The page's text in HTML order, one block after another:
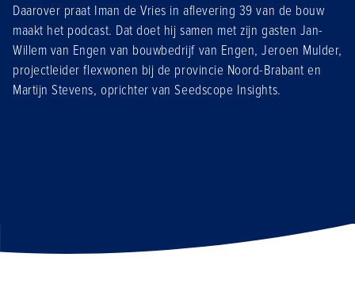
Daarover praat Iman de Vries in aflevering 39 van de bouw
maakt het podcast. Dat doet hij samen met zijn gasten Jan-
Willem van Engen van bouwbedrijf van Engen, Jeroen Mulder,
projectleider flexwonen bij de provincie Noord-Brabant en
Martijn Stevens, oprichter van Seedscope Insights.